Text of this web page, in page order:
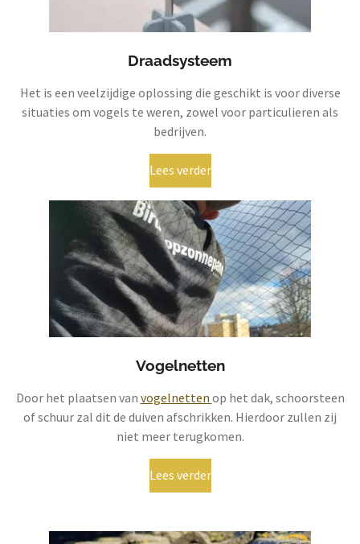
Draadsysteem
Het is een veelzijdige oplossing die geschikt is voor diverse
situaties om vogels te weren, zowel voor particulieren als
bedrijven.
Lees verder
Vogelnetten
Door het plaatsen van vogelnetten op het dak, schoorsteen
of schuur zal dit de duiven afschrikken. Hierdoor zullen zij
niet meer terugkomen.
Lees verder